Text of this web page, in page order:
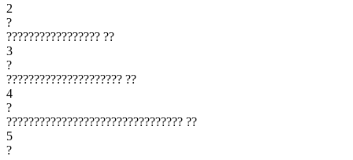
2
?
????????????????? ??
3
?
????????????????????? ??
4
?
???????????????????????????????? ??
5
?